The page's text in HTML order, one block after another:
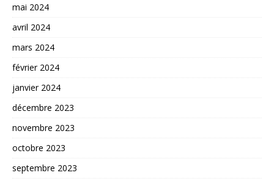
mai 2024
avril 2024
mars 2024
février 2024
janvier 2024
décembre 2023
novembre 2023
octobre 2023
septembre 2023